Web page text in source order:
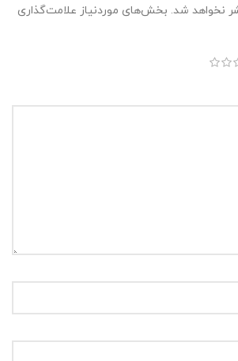
نخواهد شد. بخش‌های موردنیاز علامت‌گذاری